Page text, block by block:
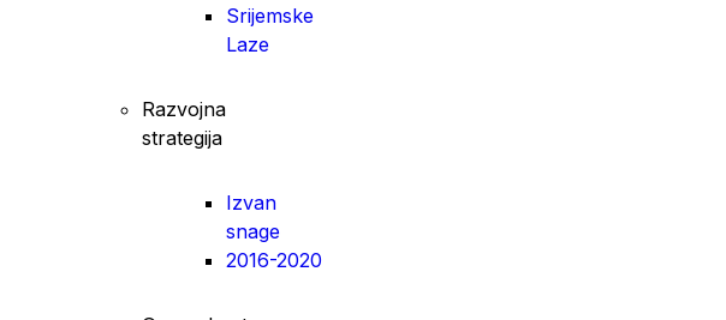
Srijemske
Laze
Razvojna
strategija
Izvan
snage
2016-2020